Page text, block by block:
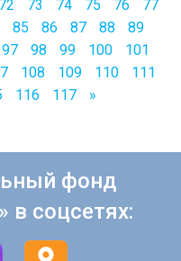
72 73 74 75 76
77
85 86 87 88
89
97 98 99 100
101
108 109 110
111
116 117 »
фонд
в соцсетях: